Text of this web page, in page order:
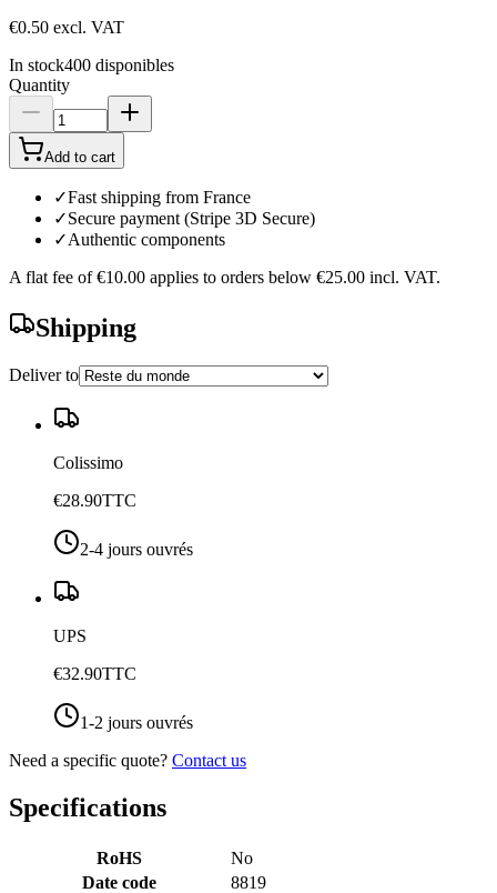
€0.50 excl. VAT
In stock400 disponibles
Quantity
Add to cart
✓Fast shipping from France
✓Secure payment (Stripe 3D Secure)
✓Authentic components
A flat fee of €10.00 applies to orders below €25.00 incl. VAT.
Shipping
Deliver to
Colissimo
€28.90TTC
2-4 jours ouvrés
UPS
€32.90TTC
1-2 jours ouvrés
Need a specific quote? Contact us
Specifications
RoHS
No
Date code
8819